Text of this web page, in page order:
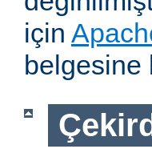
için
belgesine